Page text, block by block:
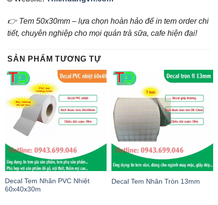
👉 Tem 50x30mm – lựa chọn hoàn hảo để in tem order chi
tiết, chuyên nghiệp cho mọi quán trà sữa, cafe hiện đại!
SẢN PHẨM TƯƠNG TỰ
Decal Tem Nhãn PVC Nhiệt
60x40x30m
Decal Tem Nhãn Tròn 13mm